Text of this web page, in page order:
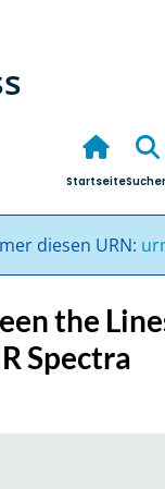
Startseite
diesen URN:
the
Spectra